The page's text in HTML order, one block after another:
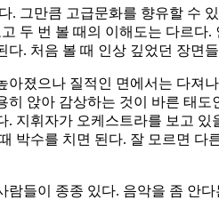
. 그만큼 고급문화를 향유할 수
두 번 볼 때의 이해도는 다르
. 처음 볼 때 인상 깊었던 장면
졌으나 질적인 면에서는 다
앉아 감상하는 것이 바른 태
지휘자가 오케스트라를 보고
박수를 치면 된다. 잘 모르면
들이 종종 있다. 음악을 좀 안